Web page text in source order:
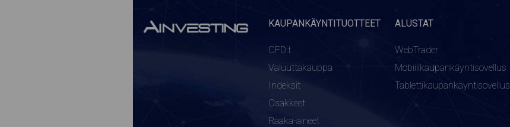
KAUPANKÄYNTITUOTTEET
CFD:t
Valuuttakauppa
Indeksit
Osakkeet
Raaka-aineet
ALUSTAT
WebTrader
Mobiilikaupankäyntisovellus
Tablettikaupankäyntisovellus